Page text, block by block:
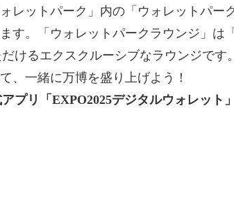
レットパーク」内の「ウォレットパー
す。「ウォレットパークラウンジ」は
けるエクスクルーシブなラウンジです。
、一緒に万博を盛り上げよう！
プリ「EXPO2025デジタルウォレット